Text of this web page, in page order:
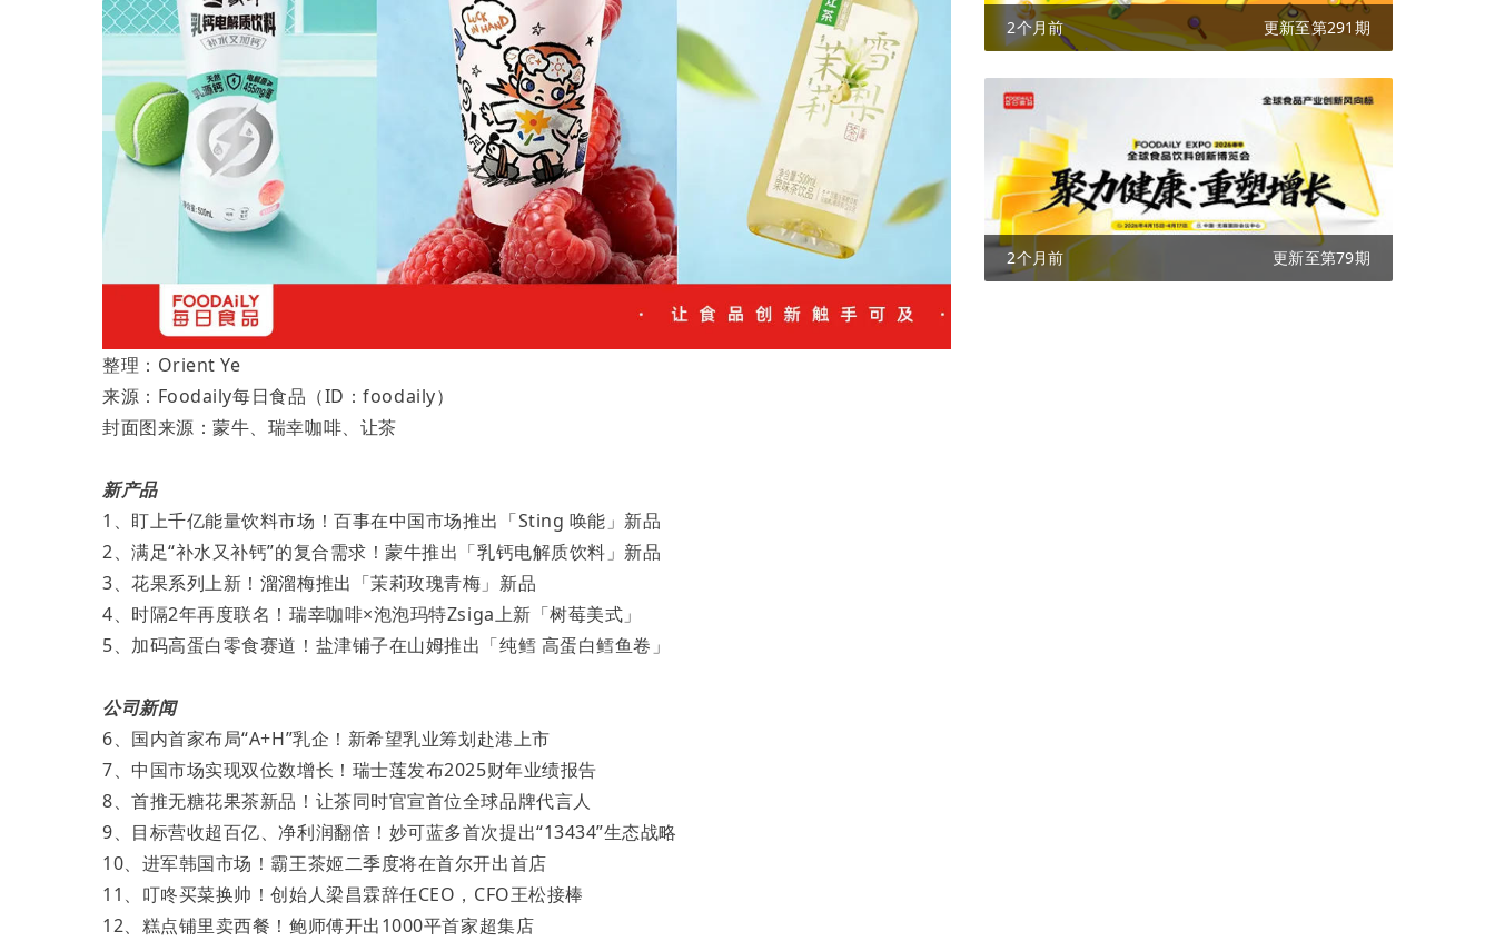
整理：Orient Ye
来源：Foodaily每日食品（ID：foodaily）
封面图来源：蒙牛、瑞幸咖啡、让茶
新产品
1、盯上千亿能量饮料市场！百事在中国市场推出「Sting 唤能」新品
2、满足“补水又补钙”的复合需求！蒙牛推出「乳钙电解质饮料」新品
3、花果系列上新！溜溜梅推出「茉莉玫瑰青梅」新品
4、时隔2年再度联名！瑞幸咖啡×泡泡玛特Zsiga上新「树莓美式」
5、加码高蛋白零食赛道！盐津铺子在山姆推出「纯鳕 高蛋白鳕鱼卷」
公司新闻
6、国内首家布局“A+H”乳企！新希望乳业筹划赴港上市
7、中国市场实现双位数增长！瑞士莲发布2025财年业绩报告
8、首推无糖花果茶新品！让茶同时官宣首位全球品牌代言人
9、目标营收超百亿、净利润翻倍！妙可蓝多首次提出“13434”生态战略
10、进军韩国市场！霸王茶姬二季度将在首尔开出首店
11、叮咚买菜换帅！创始人梁昌霖辞任CEO，CFO王松接棒
12、糕点铺里卖西餐！鲍师傅开出1000平首家超集店
2个月前 更新至第291期
2个月前 更新至第79期